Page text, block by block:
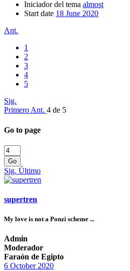
Iniciador del tema almost
Start date 18 June 2020
Ant.
1
2
3
4
5
Sig.
Primero Ant. 4 de 5
Go to page
Go
Sig. Último
supertren
My love is not a Ponzi scheme ...
Admin
Moderador
Faraón de Egipto
6 October 2020